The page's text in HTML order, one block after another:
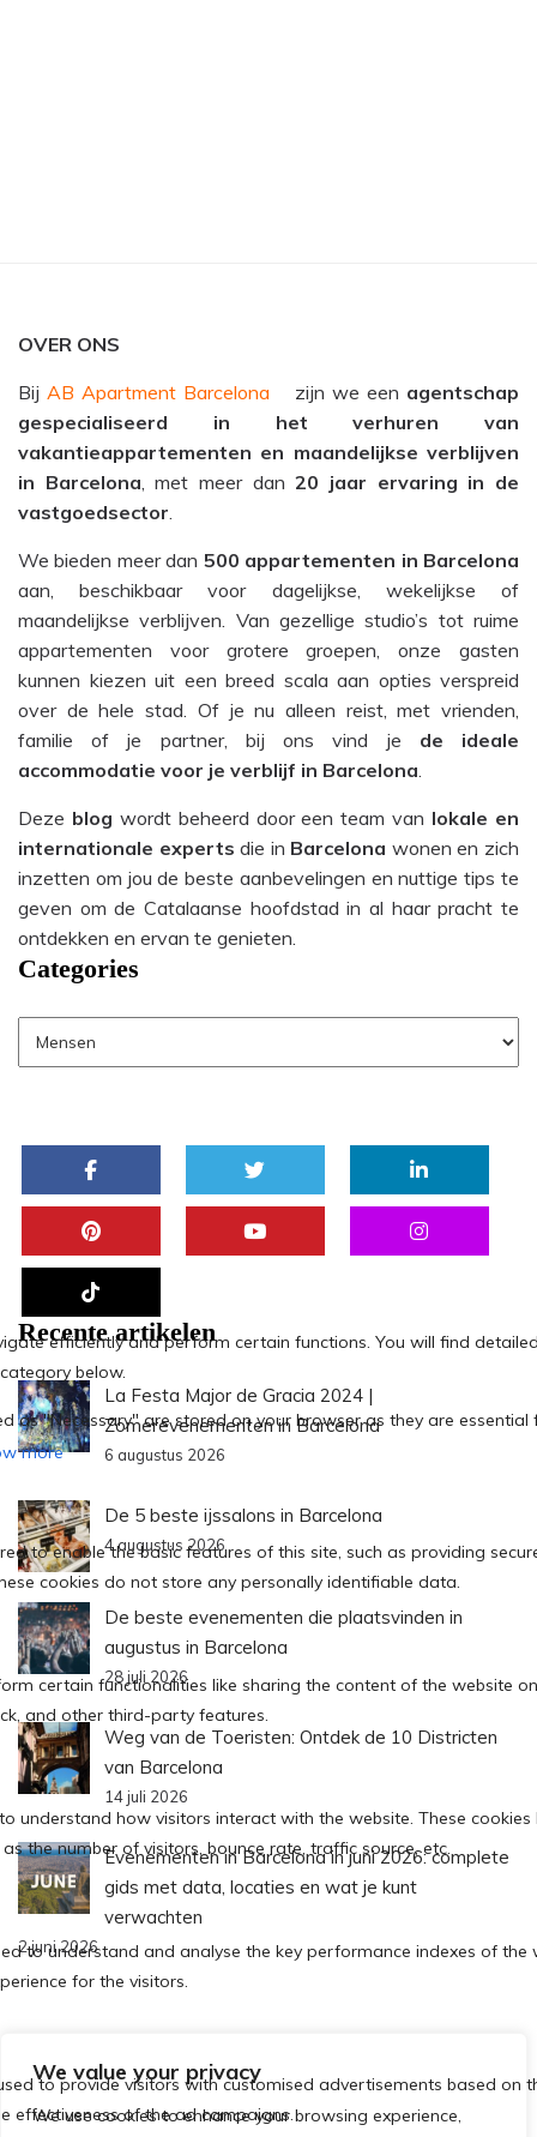
We value your privacy
We use cookies to enhance your browsing experience,
OVER ONS
Bij AB Apartment Barcelona zijn we een agentschap
gespecialiseerd in het verhuren van
vakantieappartementen en maandelijkse verblijven
in Barcelona, met meer dan20 jaar ervaring in de
vastgoedsector.
We bieden meer dan 500 appartementen in Barcelona
aan, beschikbaar voor dagelijkse, wekelijkse of
maandelijkse verblijven. Van gezellige studio’s tot ruime
appartementen voor grotere groepen, onze gasten
kunnen kiezen uit een breed scala aan opties verspreid
over de hele stad. Of je nu alleen reist, met vrienden,
familie of je partner, bij ons vind je de ideale
accommodatie voor je verblijf in Barcelona.
Deze blog wordt beheerd door een team van lokale en
internationale experts die in Barcelona wonen en zich
inzetten om jou de beste aanbevelingen en nuttige tips te
geven om de Catalaanse hoofdstad in al haar pracht te
ontdekken en ervan te genieten.
Categories
Recente artikelen
La Festa Major de Gracia 2024 |
Zomerevenementen in Barcelona
6 augustus 2026
De 5 beste ijssalons in Barcelona
4 augustus 2026
De beste evenementen die plaatsvinden in
augustus in Barcelona
28 juli 2026
Weg van de Toeristen: Ontdek de 10 Districten
van Barcelona
14 juli 2026
Evenementen in Barcelona in juni 2026: complete
gids met data, locaties en wat je kunt
verwachten
2 juni 2026
Política de Cookies Política de Privacidad